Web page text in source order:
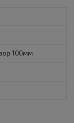
100мм